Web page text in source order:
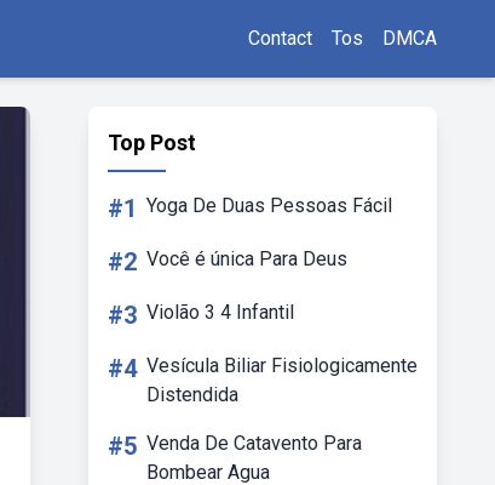
Contact Tos DMCA
Top Post
#1 Yoga De Duas Pessoas Fácil
#2 Você é única Para Deus
#3 Violão 3 4 Infantil
#4 Vesícula Biliar Fisiologicamente
Distendida
#5 Venda De Catavento Para
Bombear Agua